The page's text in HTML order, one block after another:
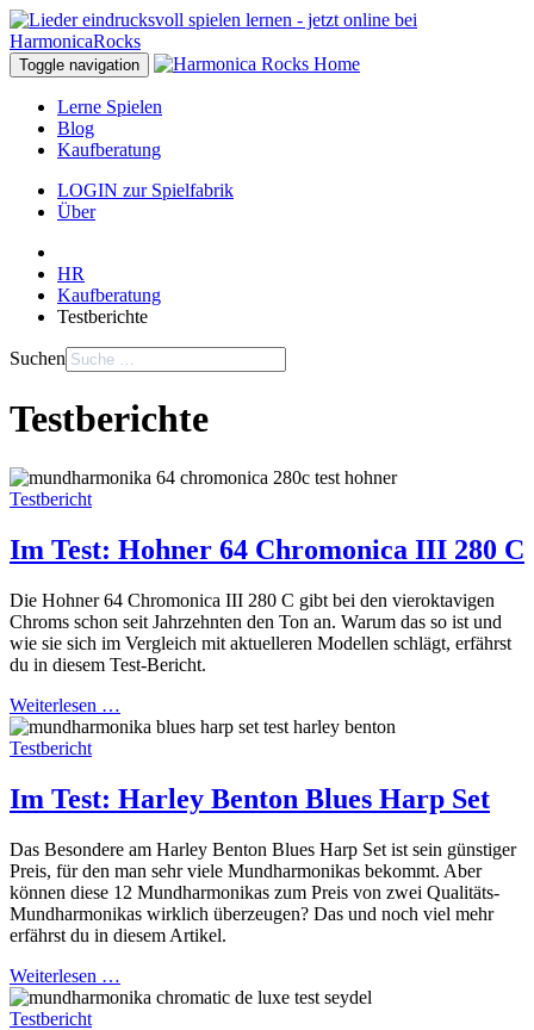
Toggle navigation
Lerne Spielen
Blog
Kaufberatung
LOGIN zur Spielfabrik
Über
HR
Kaufberatung
Testberichte
Suchen
Testberichte
Testbericht
Im Test: Hohner 64 Chromonica III 280 C
Die Hohner 64 Chromonica III 280 C gibt bei den vieroktavigen
Chroms schon seit Jahrzehnten den Ton an. Warum das so ist und
wie sie sich im Vergleich mit aktuelleren Modellen schlägt, erfährst
du in diesem Test-Bericht.
Weiterlesen …
Testbericht
Im Test: Harley Benton Blues Harp Set
Das Besondere am Harley Benton Blues Harp Set ist sein günstiger
Preis, für den man sehr viele Mundharmonikas bekommt. Aber
können diese 12 Mundharmonikas zum Preis von zwei Qualitäts-
Mundharmonikas wirklich überzeugen? Das und noch viel mehr
erfährst du in diesem Artikel.
Weiterlesen …
Testbericht